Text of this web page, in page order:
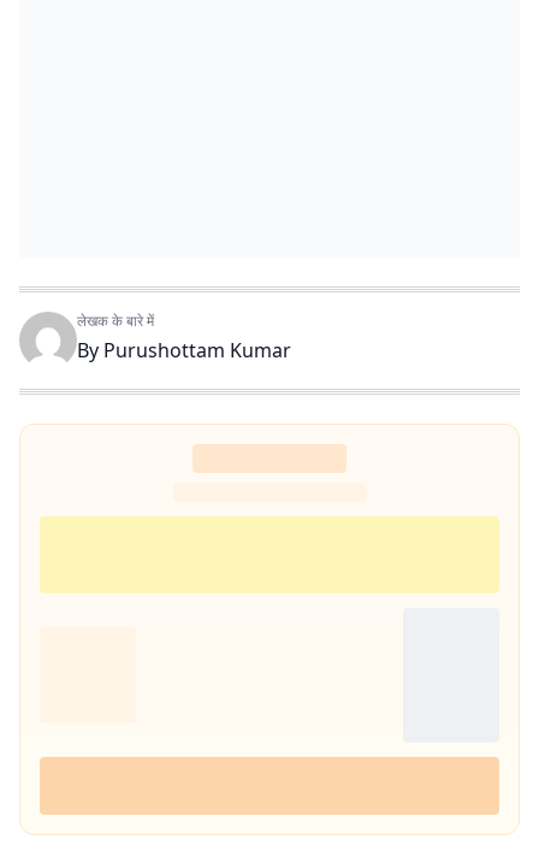
लेखक के बारे में
By Purushottam Kumar